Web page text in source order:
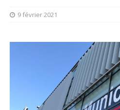
9 février 2021